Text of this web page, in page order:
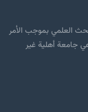
العلمي بموجب الأمر
منها ذي العدد (21890) لسنة 2018 وهي جامعة أهلية غير